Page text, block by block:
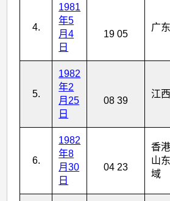
4.
1981
年5
月4
日
19 05
广
5.
1982
年2
月25
日
08 39
江
6.
1982
年8
月30
日
04 23
香
山
域